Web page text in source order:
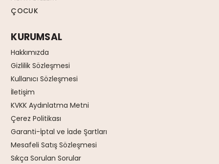
ÇOCUK
KURUMSAL
Hakkımızda
Gizlilik Sözleşmesi
Kullanıcı Sözleşmesi
İletişim
KVKK Aydınlatma Metni
Çerez Politikası
Garanti-İptal ve İade Şartları
Mesafeli Satış Sözleşmesi
Sıkça Sorulan Sorular